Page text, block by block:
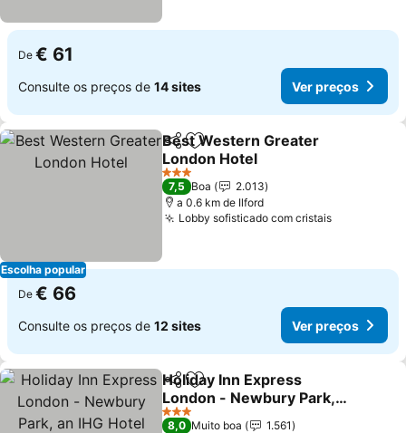
De € 61
Consulte os preços de 14 sites Ver preços
Escolha popular
PartilharAdicionar aos favoritos
Best Western Greater
London Hotel
Ver preços
3 Estrelas
7,5 Boa
2.013
a 0.6 km de Ilford
Lobby sofisticado com cristaisVer preços
De € 66
Consulte os preços de 12 sites Ver preços
PartilharAdicionar aos favoritos
Holiday Inn Express
London - Newbury Park,
an IHG Hotel
Ver preços
3 Estrelas
8,0 Muito boa
1.561